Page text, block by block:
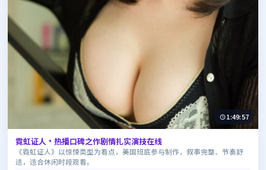
1:49:57
霓虹证人·热播口碑之作剧情扎实演技在线
《霓虹证人》以惊悚类型为看点，美国班底参与制作，叙事完整、节奏舒
适，适合休闲时段观看。